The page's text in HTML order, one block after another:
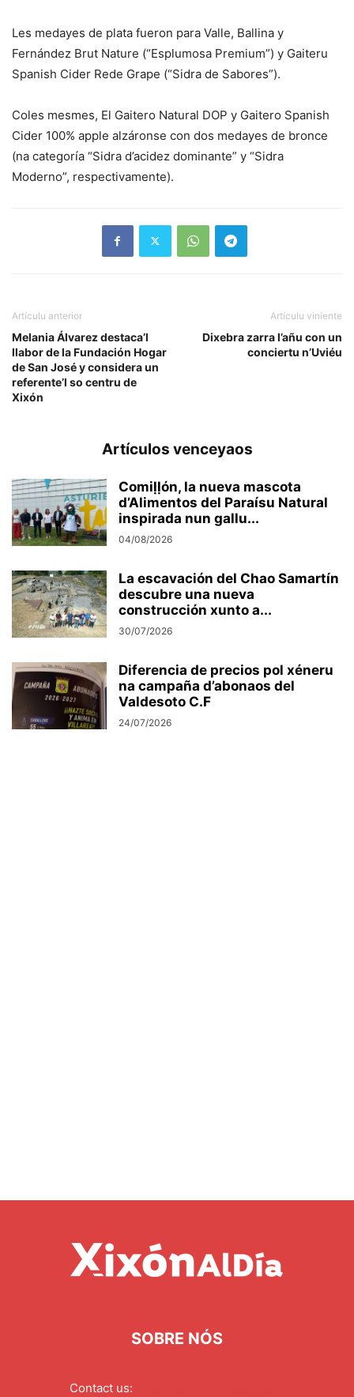
Les medayes de plata fueron para Valle, Ballina y
Fernández Brut Nature (“Esplumosa Premium”) y Gaiteru
Spanish Cider Rede Grape (“Sidra de Sabores”).
Coles mesmes, El Gaitero Natural DOP y Gaitero Spanish
Cider 100% apple alzáronse con dos medayes de bronce
(na categoría “Sidra d’acidez dominante” y “Sidra
Moderno”, respectivamente).
Artículu anterior
Melania Álvarez destaca’l
llabor de la Fundación Hogar
de San José y considera un
referente’l so centru de
Xixón
Artículu viniente
Dixebra zarra l’añu con un
conciertu n’Uviéu
Artículos venceyaos
Comiḷḷón, la nueva mascota
d’Alimentos del Paraísu Natural
inspirada nun gallu...
04/08/2026
La escavación del Chao Samartín
descubre una nueva
construcción xunto a...
30/07/2026
Diferencia de precios pol xéneru
na campaña d’abonaos del
Valdesoto C.F
24/07/2026
SOBRE NÓS
Contact us: